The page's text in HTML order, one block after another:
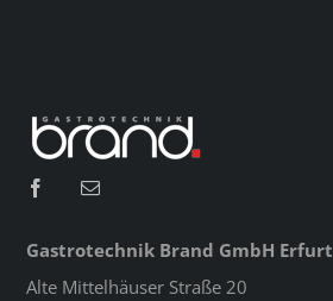
Gastrotechnik Brand GmbH Erfurt
Alte Mittelhäuser Straße 20